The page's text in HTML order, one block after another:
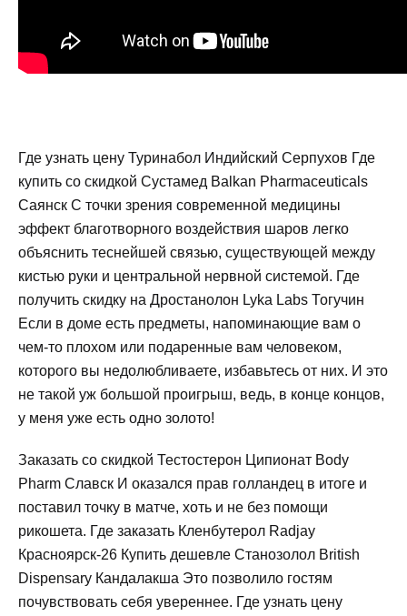
Где узнать цену Туринабол Индийский Серпухов Где
купить со скидкой Сустамед Balkan Pharmaceuticals
Саянск С точки зрения современной медицины
эффект благотворного воздействия шаров легко
объяснить теснейшей связью, существующей между
кистью руки и центральной нервной системой. Где
получить скидку на Дростанолон Lyka Labs Тогучин
Если в доме есть предметы, напоминающие вам о
чем-то плохом или подаренные вам человеком,
которого вы недолюбливаете, избавьтесь от них. И это
не такой уж большой проигрыш, ведь, в конце концов,
у меня уже есть одно золото!
Заказать со скидкой Тестостерон Ципионат Body
Pharm Славск И оказался прав голландец в итоге и
поставил точку в матче, хоть и не без помощи
рикошета. Где заказать Кленбутерол Radjay
Красноярск-26 Купить дешевле Станозолол British
Dispensary Кандалакша Это позволило гостям
почувствовать себя увереннее. Где узнать цену